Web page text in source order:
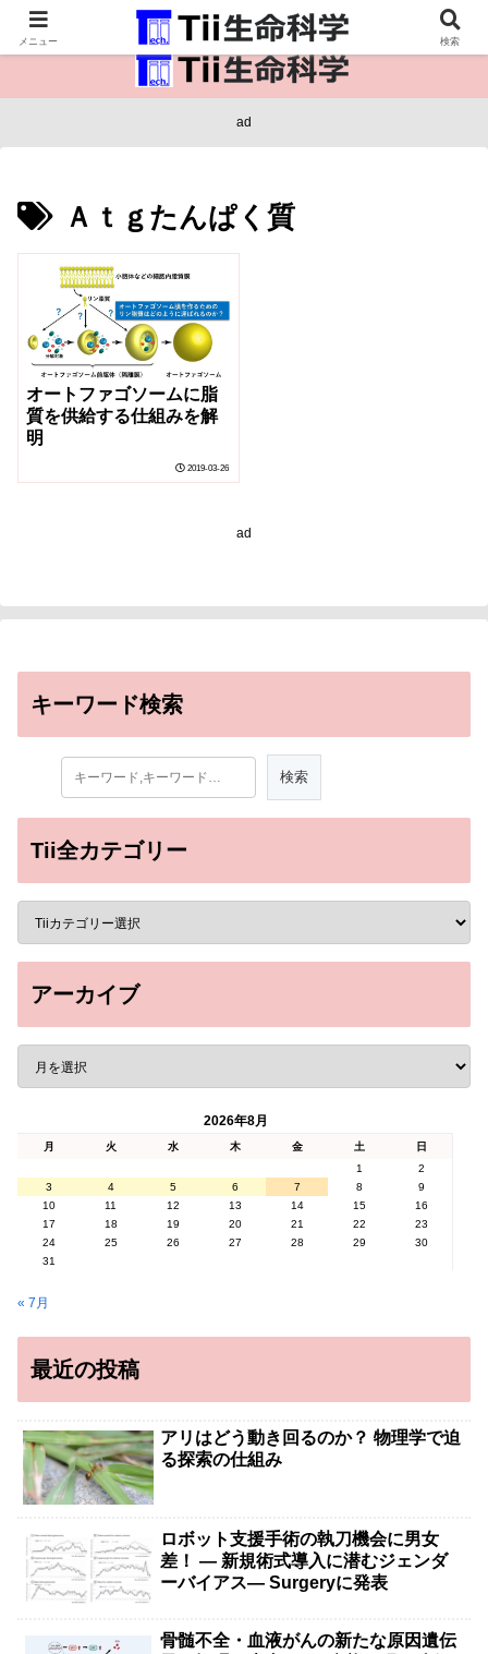
医療保健・生命・生物の情報インフラ。
ad
Ａｔｇたんぱく質
オートファゴソームに脂
質を供給する仕組みを解
明
2019-03-26
ad
キーワード検索
Tii全カテゴリー
アーカイブ
2026年8月
月 火 水 木 金 土
日
1
2
3
4 5 6 7 8
9
10
11 12 13 14 15
16
17
18 19 20 21 22
23
24
25 26 27 28 29
30
31
« 7月
最近の投稿
アリはどう動き回るのか？ 物理学で迫
る探索の仕組み
ロボット支援手術の執刀機会に男女
差！ — 新規術式導入に潜むジェンダ
ーバイアス— Surgeryに発表
骨髄不全・血液がんの新たな原因遺伝
メニュー 検索